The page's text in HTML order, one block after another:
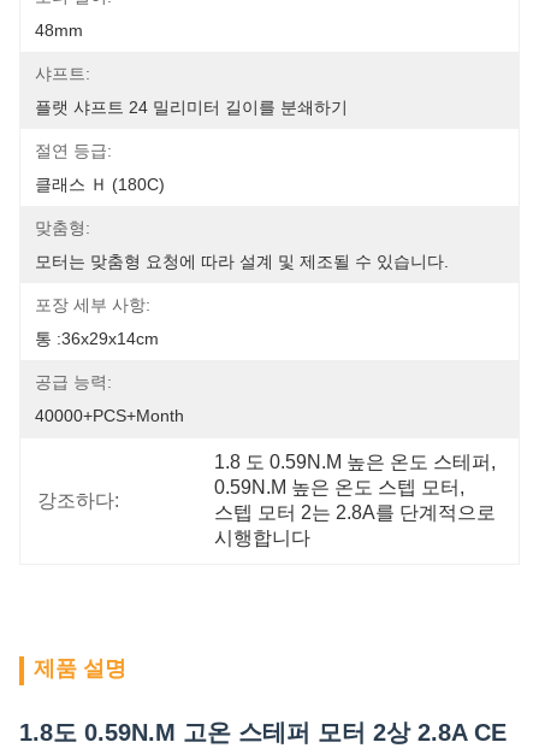
48mm
샤프트:
플랫 샤프트 24 밀리미터 길이를 분쇄하기
절연 등급:
클래스 Ｈ (180C)
맞춤형:
모터는 맞춤형 요청에 따라 설계 및 제조될 수 있습니다.
포장 세부 사항:
통 :36x29x14cm
공급 능력:
40000+PCS+Month
강조하다:
1.8 도 0.59N.M 높은 온도 스테퍼
0.59N.M 높은 온도 스텝 모터 ,
스텝 모터 2는 2.8A를 단계적으로
시행합니다
제품 설명
1.8도 0.59N.M 고온 스테퍼 모터 2상 2.8A CE